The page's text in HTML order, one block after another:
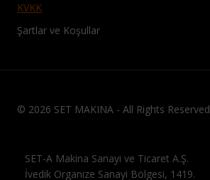
KVKK
Şartlar ve Koşullar
© 2026 SET MAKINA - All Rights Reserved
SET-A Makina Sanayi ve Ticaret A.Ş.
İvedik Organize Sanayi Bölgesi, 1419.